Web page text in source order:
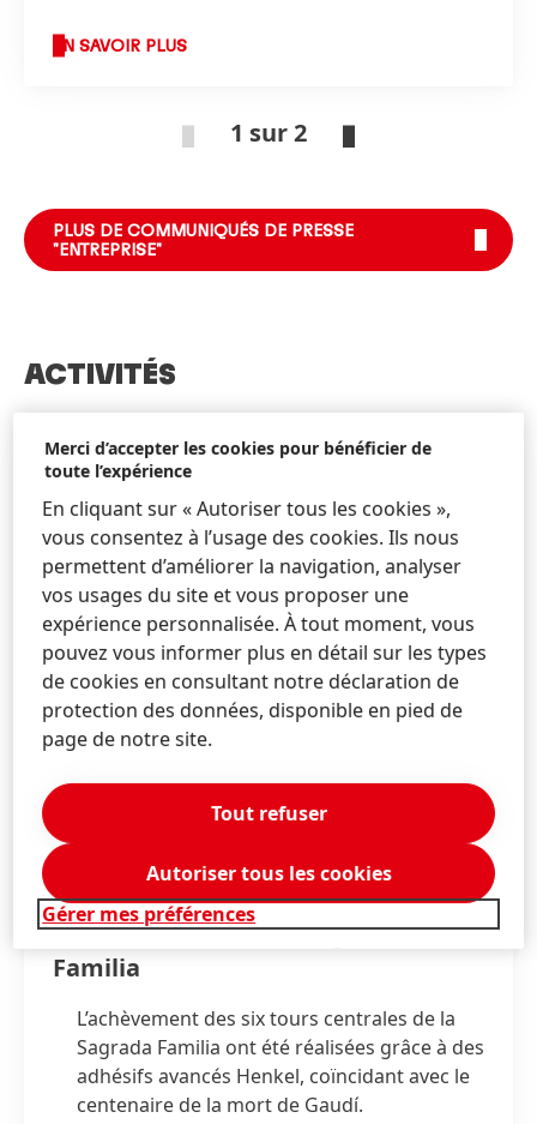
EN SAVOIR PLUS
1 sur 2
PLUS DE COMMUNIQUÉS DE PRESSE
"ENTREPRISE"
ACTIVITÉS
Barcelone
Les technologies Henkel
contribuent à l’achèvement des
tours centrales de la Sagrada
Familia
L’achèvement des six tours centrales de la
Sagrada Familia ont été réalisées grâce à des
adhésifs avancés Henkel, coïncidant avec le
centenaire de la mort de Gaudí.
Merci d’accepter les cookies pour bénéficier de
toute l’expérience
En cliquant sur « Autoriser tous les cookies »,
vous consentez à l’usage des cookies. Ils nous
permettent d’améliorer la navigation, analyser
vos usages du site et vous proposer une
expérience personnalisée. À tout moment, vous
pouvez vous informer plus en détail sur les types
de cookies en consultant notre déclaration de
protection des données, disponible en pied de
page de notre site.
Gérer mes préférences
Tout refuser
Autoriser tous les cookies